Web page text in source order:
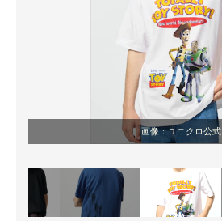
画像：ユニクロ公式